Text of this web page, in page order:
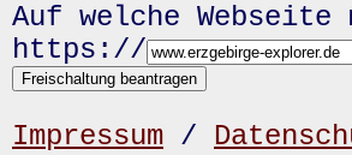
Auf welche Webseite
https://
Impressum /